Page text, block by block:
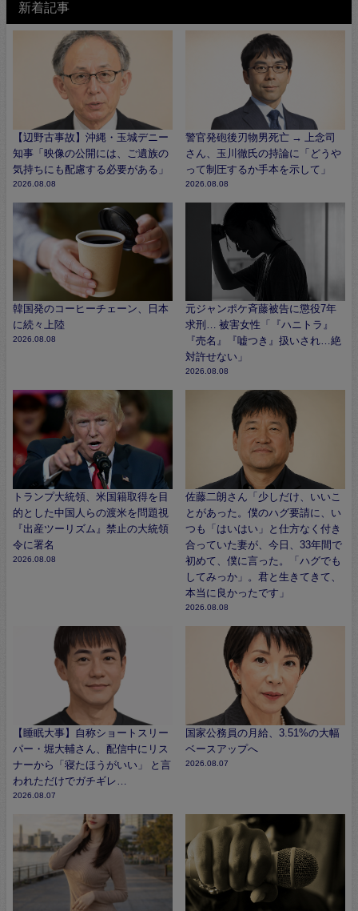
新着記事
【辺野古事故】沖縄・玉城デニー
知事「映像の公開には、ご遺族の
気持ちにも配慮する必要がある」
2026.08.08
警官発砲後刃物男死亡 → 上念司
さん、玉川徹氏の持論に「どうや
って制圧するか手本を示して」
2026.08.08
韓国発のコーヒーチェーン、日本
に続々上陸
2026.08.08
元ジャンポケ斉藤被告に懲役7年
求刑… 被害女性「『ハニトラ』
『売名』『嘘つき』扱いされ…絶
対許せない」
2026.08.08
トランプ大統領、米国籍取得を目
的とした中国人らの渡米を問題視
『出産ツーリズム』禁止の大統領
令に署名
2026.08.08
佐藤二朗さん「少しだけ、いいこ
とがあった。僕のハグ要請に、い
つも「はいはい」と仕方なく付き
合っていた妻が、今日、33年間で
初めて、僕に言った。「ハグでも
してみっか」。君と生きてきて、
本当に良かったです」
2026.08.08
【睡眠大事】自称ショートスリー
パー・堀大輔さん、配信中にリス
ナーから「寝たほうがいい」 と言
われただけでガチギレ…
2026.08.07
国家公務員の月給、3.51%の大幅
ベースアップへ
2026.08.07